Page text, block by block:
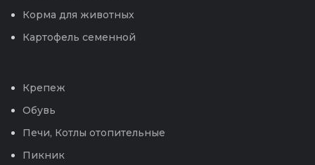
Корма для животных
Картофель семенной
Крепеж
Обувь
Печи, Котлы отопительные
Пикник